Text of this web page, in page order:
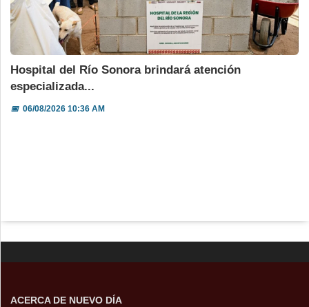
Hospital del Río Sonora brindará atención
especializada...
📅06/08/2026 10:36 AM
ACERCA DE NUEVO DÍA